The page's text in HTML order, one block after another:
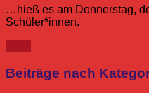
…hieß es am Donnerstag,
Schüler*innen.
Beiträge nach